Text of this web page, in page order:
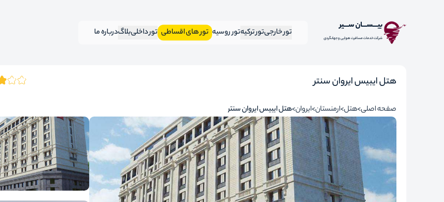
بیـــســـان ســـیر
شرکت خدمات مسافرت هوایی و جهانگردی تور خارجی تور ترکیهتور روسیه تور های اقساطی تور داخلیبلاگدرباره ما
هتل ایبیس ایروان سنتر
صفحه اصلی هتل ارمنستان ایروان هتل ایبیس ایروان سنتر